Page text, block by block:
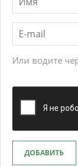
Или водите
ДОБАВИТЬ